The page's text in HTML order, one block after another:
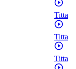
Titta
Titta
Titta